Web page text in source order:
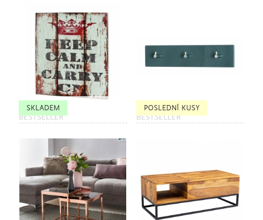
SKLADEM
BESTSELLER
POSLEDNÍ KUSY
BESTSELLER